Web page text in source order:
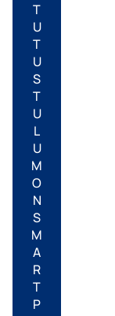
T
U
T
U
S
T
U
L
U
M
O
N
S
M
A
R
T
P